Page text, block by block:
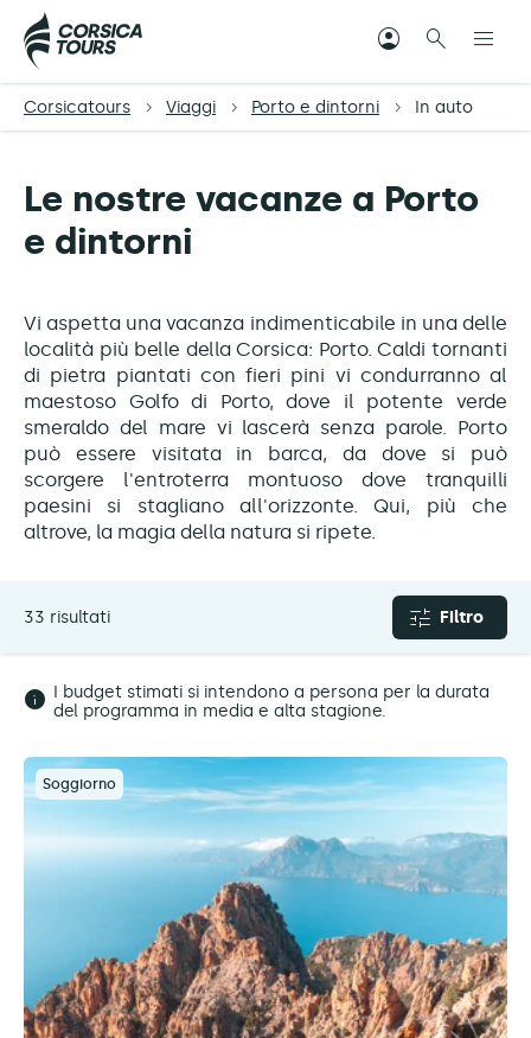
Corsicatours Viaggi Porto e dintorni In auto
Le nostre vacanze a Porto
e dintorni
Vi aspetta una vacanza indimenticabile in una delle
località più belle della Corsica: Porto. Caldi tornanti
di pietra piantati con fieri pini vi condurranno al
maestoso Golfo di Porto, dove il potente verde
smeraldo del mare vi lascerà senza parole. Porto
può essere visitata in barca, da dove si può
scorgere l'entroterra montuoso dove tranquilli
paesini si stagliano all'orizzonte. Qui, più che
altrove, la magia della natura si ripete.
33 risultati Filtro
I budget stimati si intendono a persona per la durata
del programma in media e alta stagione.
Soggiorno